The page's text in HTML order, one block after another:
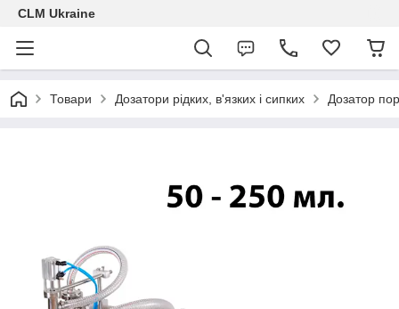
CLM Ukraine
Товари Дозатори рідких, в'язких і сипких Дозатор